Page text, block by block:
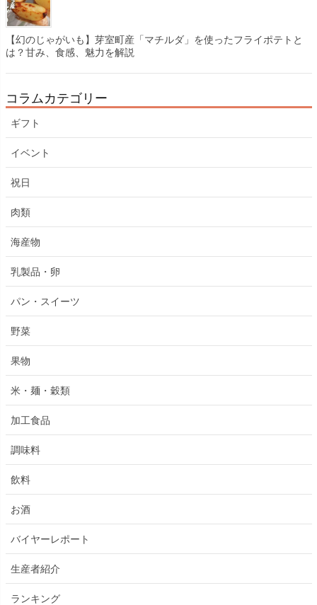
【幻のじゃがいも】芽室町産「マチルダ」を使ったフライポテトと
は？甘み、食感、魅力を解説
コラムカテゴリー
ギフト
イベント
祝日
肉類
海産物
乳製品・卵
パン・スイーツ
野菜
果物
米・麺・穀類
加工食品
調味料
飲料
お酒
バイヤーレポート
生産者紹介
ランキング